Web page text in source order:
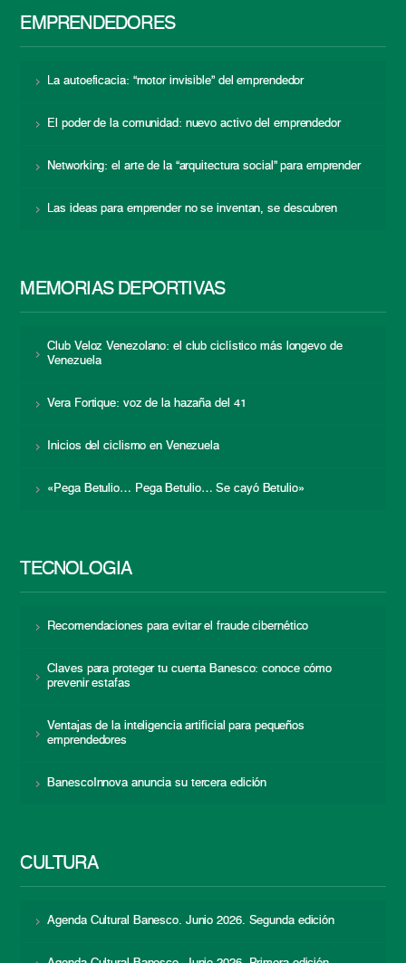
EMPRENDEDORES
La autoeficacia: “motor invisible” del emprendedor
El poder de la comunidad: nuevo activo del emprendedor
Networking: el arte de la “arquitectura social” para emprender
Las ideas para emprender no se inventan, se descubren
MEMORIAS DEPORTIVAS
Club Veloz Venezolano: el club ciclístico más longevo de
Venezuela
Vera Fortique: voz de la hazaña del 41
Inicios del ciclismo en Venezuela
«Pega Betulio… Pega Betulio… Se cayó Betulio»
TECNOLOGÍA
Recomendaciones para evitar el fraude cibernético
Claves para proteger tu cuenta Banesco: conoce cómo
prevenir estafas
Ventajas de la inteligencia artificial para pequeños
emprendedores
BanescoInnova anuncia su tercera edición
CULTURA
Agenda Cultural Banesco. Junio 2026. Segunda edición